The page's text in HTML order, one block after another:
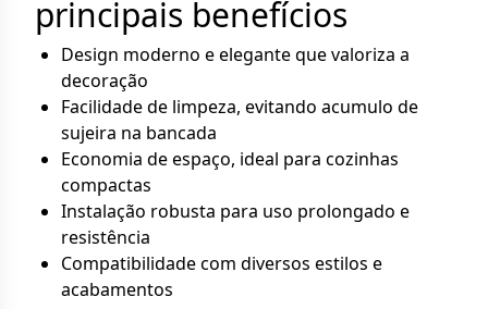
principais benefícios
Design moderno e elegante que valoriza a
decoração
Facilidade de limpeza, evitando acumulo de
sujeira na bancada
Economia de espaço, ideal para cozinhas
compactas
Instalação robusta para uso prolongado e
resistência
Compatibilidade com diversos estilos e
acabamentos